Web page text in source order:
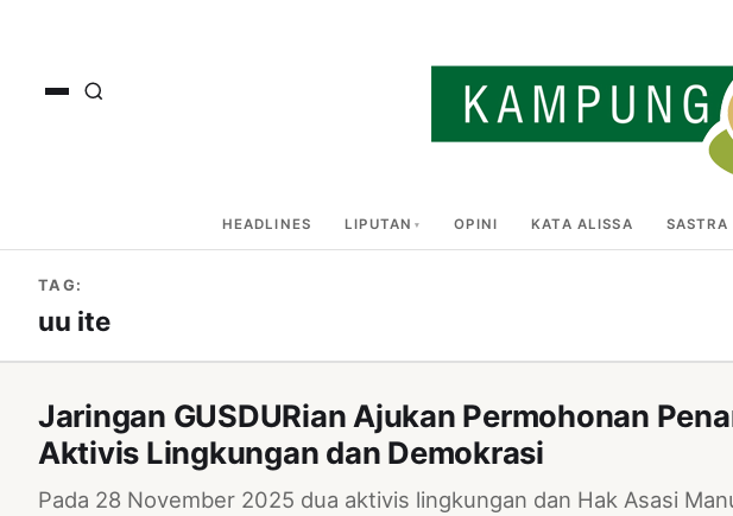
HEADLINES LIPUTAN OPINI KATA ALISSA SASTRA
TAG:
uu ite
Jaringan GUSDURian Ajukan Permohonan
Aktivis Lingkungan dan Demokrasi
Pada 28 November 2025 dua aktivis lingkungan dan Hak Asasi